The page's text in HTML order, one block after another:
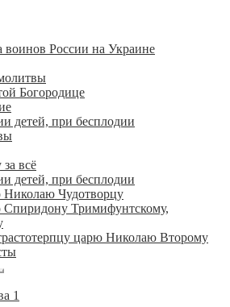
воинов России на Украине
Богородице
детей, при бесплодии
всё
детей, при бесплодии
Николаю Чудотворцу
Спиридону Тримифунтскому,
царю Николаю Второму
вложенное
1